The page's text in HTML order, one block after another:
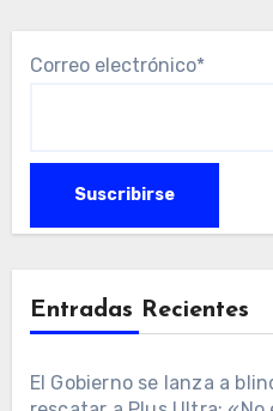
Correo electrónico*
Entradas Recientes
El Gobierno se lanza a